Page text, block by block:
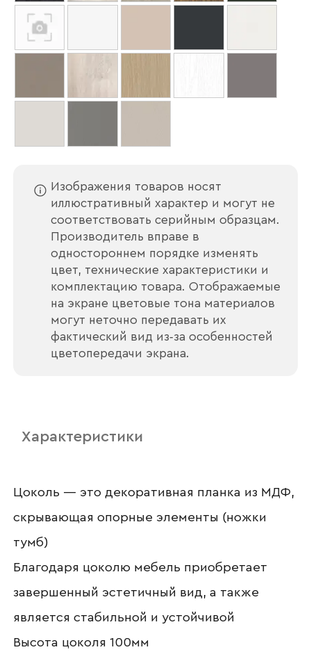
Изображения товаров носят
иллюстративный характер и могут не
соответствовать серийным образцам.
Производитель вправе в
одностороннем порядке изменять
цвет, технические характеристики и
комплектацию товара. Отображаемые
на экране цветовые тона материалов
могут неточно передавать их
фактический вид из‑за особенностей
цветопередачи экрана.
Характеристики
Цоколь — это декоративная планка из МДФ,
скрывающая опорные элементы (ножки
тумб)
Благодаря цоколю мебель приобретает
завершенный эстетичный вид, а также
является стабильной и устойчивой
Высота цоколя 100мм
Ваше имя
Наименование организации